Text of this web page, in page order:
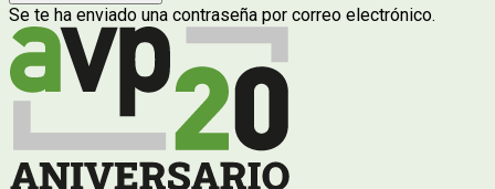
Se te ha enviado una contraseña por correo electrónico.